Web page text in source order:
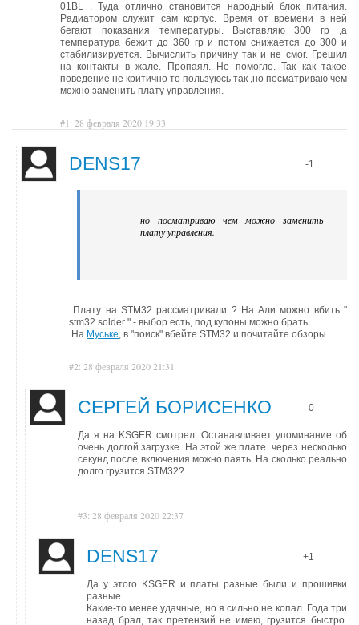
01BL . Туда отлично становится народный блок питания.
Радиатором служит сам корпус. Время от времени в ней
бегают показания температуры. Выставляю 300 гр ,а
температура бежит до 360 гр и потом снижается до 300 и
стабилизируется. Вычислить причину так и не смог. Грешил
на контакты в жале. Пропаял. Не помогло. Так как такое
поведение не критично то пользуюсь так ,но посматриваю чем
можно заменить плату управления.
#1: 28 февраля 2020 19:33
DENS17 -1
но посматриваю чем можно заменить
плату управления.
Плату на STM32 рассматривали ? На Али можно вбить "
stm32 solder " - выбор есть, под купоны можно брать.
На Муське, в "поиск" вбейте STM32 и почитайте обзоры.
#2: 28 февраля 2020 21:31
СЕРГЕЙ БОРИСЕНКО 0
Да я на KSGER смотрел. Останавливает упоминание об
очень долгой загрузке. На этой же плате через несколько
секунд после включения можно паять. На сколько реально
долго грузится STM32?
#3: 28 февраля 2020 22:37
DENS17 +1
Да у этого KSGER и платы разные были и прошивки
разные.
Какие-то менее удачные, но я сильно не копал. Года три
назад брал, так претензий не имею, грузится быстро.